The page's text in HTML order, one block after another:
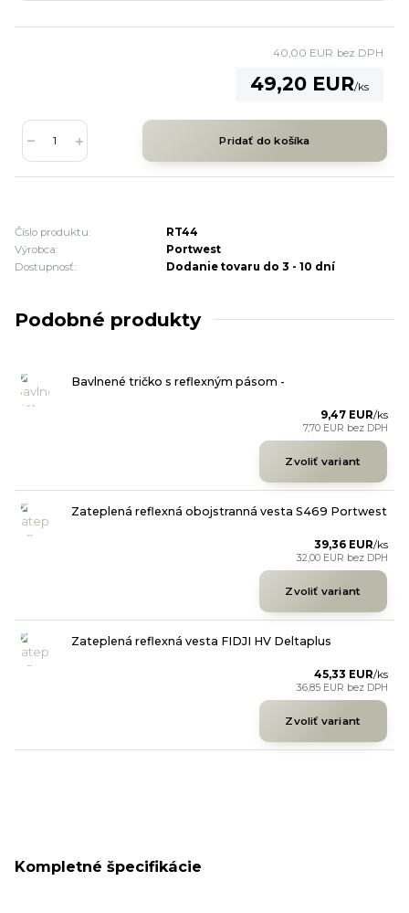
49,20 EUR/ks
40,00 EUR bez DPH
Pridať do košíka
Číslo produktu:
RT44
Výrobca:
Portwest
Dostupnosť:
Dodanie tovaru do 3 - 10 dní
Podobné produkty
Bavlnené tričko s reflexným pásom -
9,47 EUR/ks
7,70 EUR bez DPH
Zvoliť variant
Zateplená reflexná obojstranná vesta S469 Portwest
39,36 EUR/ks
32,00 EUR bez DPH
Zvoliť variant
Zateplená reflexná vesta FIDJI HV Deltaplus
45,33 EUR/ks
36,85 EUR bez DPH
Zvoliť variant
Kompletné špecifikácie